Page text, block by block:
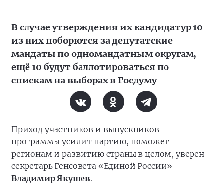
В случае утверждения их кандидатур 10
из них поборются за депутатские
мандаты по одномандатным округам,
ещё 10 будут баллотироваться по
спискам на выборах в Госдуму
Приход участников и выпускников
программы усилит партию, поможет
регионам и развитию страны в целом, уверен
секретарь Генсовета «Единой России»
Владимир Якушев.